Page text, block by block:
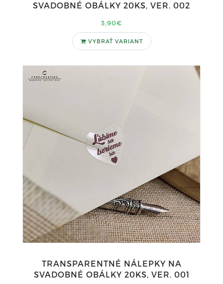
SVADOBNÉ OBÁLKY 20KS, VER. 002
3,90€
VYBRAŤ VARIANT
TRANSPARENTNÉ NÁLEPKY NA
SVADOBNÉ OBÁLKY 20KS, VER. 001